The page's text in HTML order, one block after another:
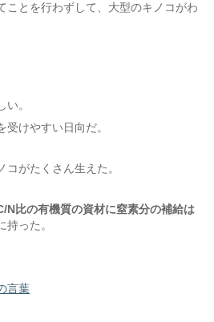
ことを行わずして、大型のキノコがわ
。
けやすい日向だ。
がたくさん生えた。
N比の有機質の資材に窒素分の補給は
持った。
言葉